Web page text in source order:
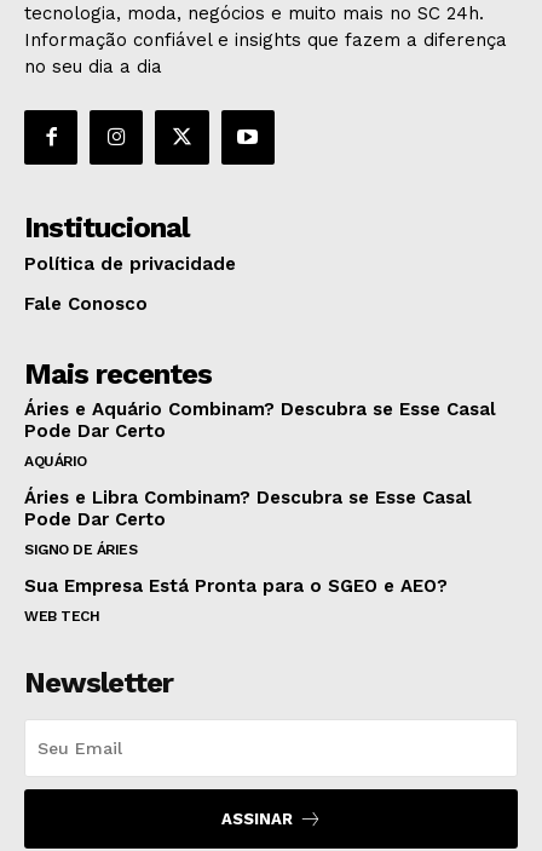
tecnologia, moda, negócios e muito mais no SC 24h.
Informação confiável e insights que fazem a diferença
no seu dia a dia
Institucional
Política de privacidade
Fale Conosco
Mais recentes
Áries e Aquário Combinam? Descubra se Esse Casal
Pode Dar Certo
AQUÁRIO
Áries e Libra Combinam? Descubra se Esse Casal
Pode Dar Certo
SIGNO DE ÁRIES
Sua Empresa Está Pronta para o SGEO e AEO?
WEB TECH
Newsletter
ASSINAR